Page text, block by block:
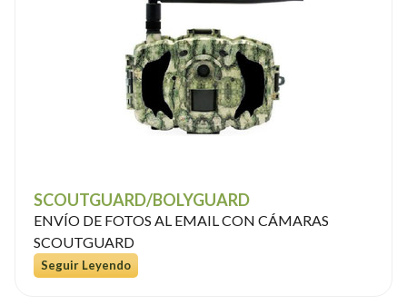
SCOUTGUARD/BOLYGUARD
ENVÍO DE FOTOS AL EMAIL CON CÁMARAS
SCOUTGUARD
Seguir Leyendo